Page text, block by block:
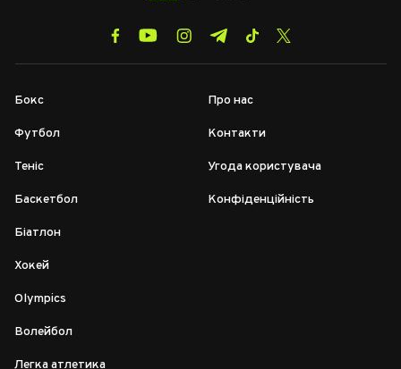
Бокс
Футбол
Теніс
Баскетбол
Біатлон
Хокей
Olympics
Волейбол
Легка атлетика
Про нас
Контакти
Угода користувача
Конфіденційність